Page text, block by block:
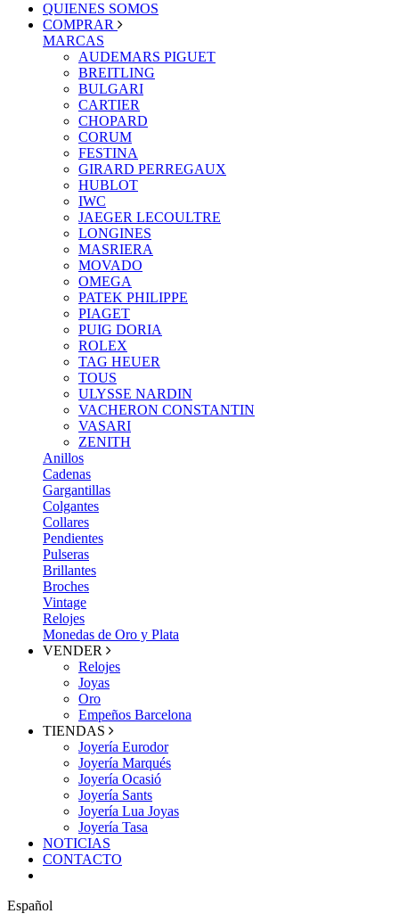
QUIENES SOMOS
COMPRAR
MARCAS
AUDEMARS PIGUET
BREITLING
BULGARI
CARTIER
CHOPARD
CORUM
FESTINA
GIRARD PERREGAUX
HUBLOT
IWC
JAEGER LECOULTRE
LONGINES
MASRIERA
MOVADO
OMEGA
PATEK PHILIPPE
PIAGET
PUIG DORIA
ROLEX
TAG HEUER
TOUS
ULYSSE NARDIN
VACHERON CONSTANTIN
VASARI
ZENITH
Anillos
Cadenas
Gargantillas
Colgantes
Collares
Pendientes
Pulseras
Brillantes
Broches
Vintage
Relojes
Monedas de Oro y Plata
VENDER
Relojes
Joyas
Oro
Empeños Barcelona
TIENDAS
Joyería Eurodor
Joyería Marqués
Joyería Ocasió
Joyería Sants
Joyería Lua Joyas
Joyería Tasa
NOTICIAS
CONTACTO
Español